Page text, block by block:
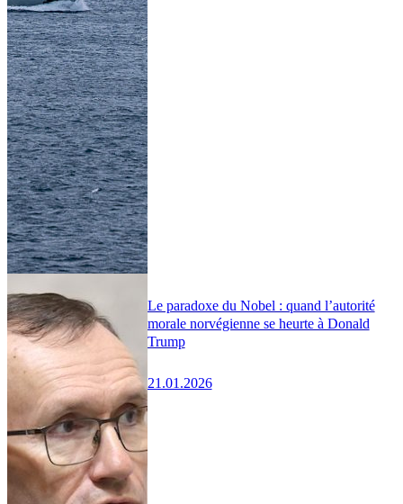
Le paradoxe du Nobel : quand l’autorité
morale norvégienne se heurte à Donald
Trump
21.01.2026